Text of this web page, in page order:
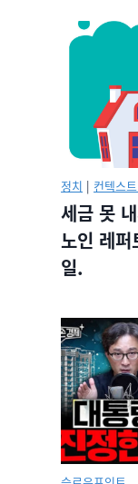
정치 | 컨텍스
세금 못
노인 레
일.